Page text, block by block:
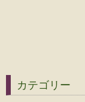
カテゴリー